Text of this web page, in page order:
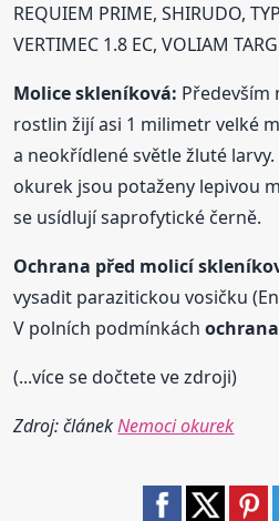
REQUIEM PRIME, SHIRUDO,
VERTIMEC 1.8 EC, VOLIAM
Molice skleníková: Především
rostlin žijí asi 1 milimetr velké
a neokřídlené světle žluté
okurek jsou potaženy lepivou
se usídlují saprofytické černě.
Ochrana před molicí
vysadit parazitickou vosičku
V polních podmínkáchochrana
(...více se dočtete ve zdroji)
Zdroj: článekNemoci okurek